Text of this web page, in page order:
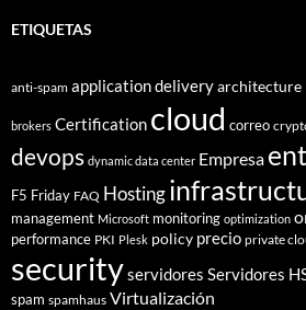
ETIQUETAS
anti-spam application deliveryarchitecture
brokers Certification cloud correo
devops dynamic data center Empresa
F5 Friday FAQ Hosting
management Microsoft monitoring optimization
performance PKI Plesk policy precio private
securityservidores Servidores
spam spamhaus Virtualización